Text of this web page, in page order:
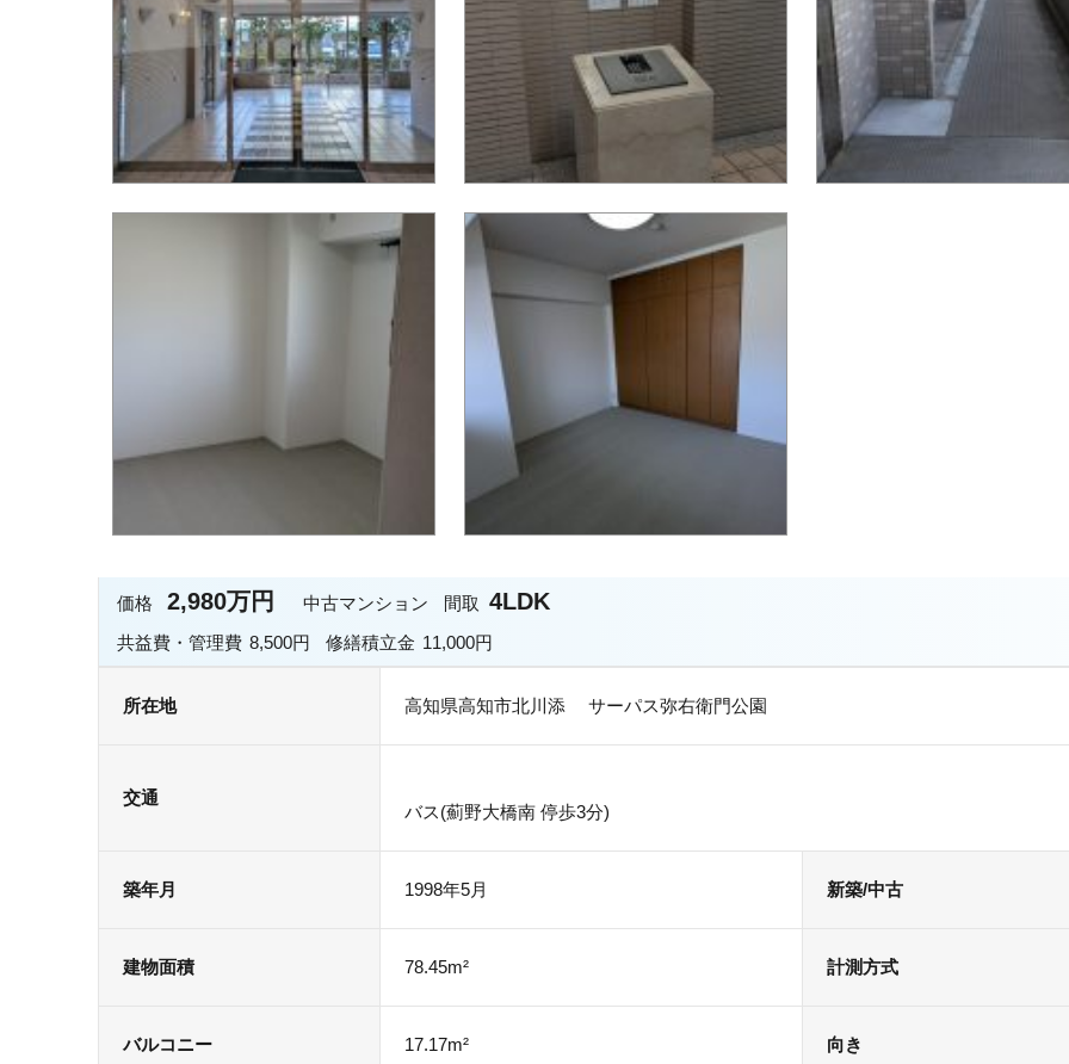
価格 2,980万円 中古マンション 間取 4LDK
共益費・管理費 8,500円 修繕積立金 11,000円
所在地 高知県高知市北川添 サーパス弥右衛門公園
交通
バス(薊野大橋南 停歩3分)
築年月 1998年5月 新築/中古
建物面積 78.45m² 計測方式
バルコニー 17.17m² 向き